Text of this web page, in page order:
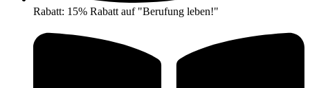
Rabatt: 15% Rabatt auf "Berufung leben!"